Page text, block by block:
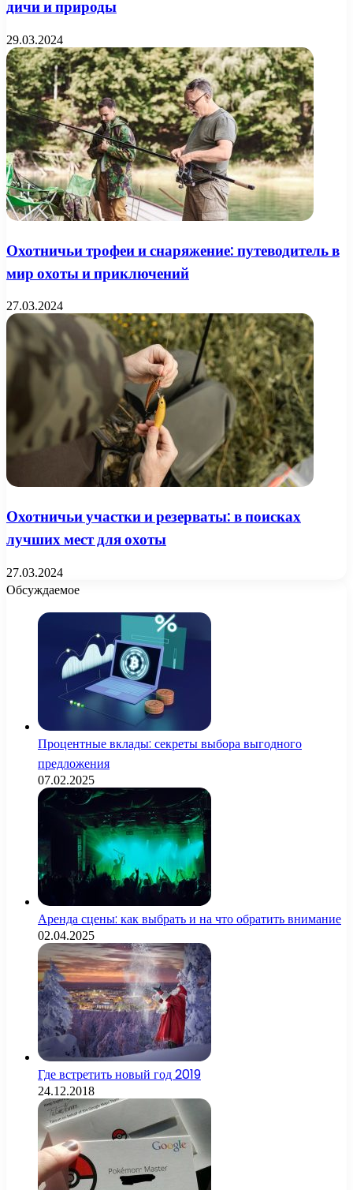
дичи и природы
29.03.2024
Охотничьи трофеи и снаряжение: путеводитель в
мир охоты и приключений
27.03.2024
Охотничьи участки и резерваты: в поисках
лучших мест для охоты
27.03.2024
Обсуждаемое
Процентные вклады: секреты выбора выгодного
предложения
07.02.2025
Аренда сцены: как выбрать и на что обратить внимание
02.04.2025
Где встретить новый год 2019
24.12.2018